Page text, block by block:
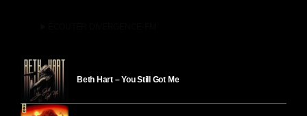
Beth Hart – You Still Got Me